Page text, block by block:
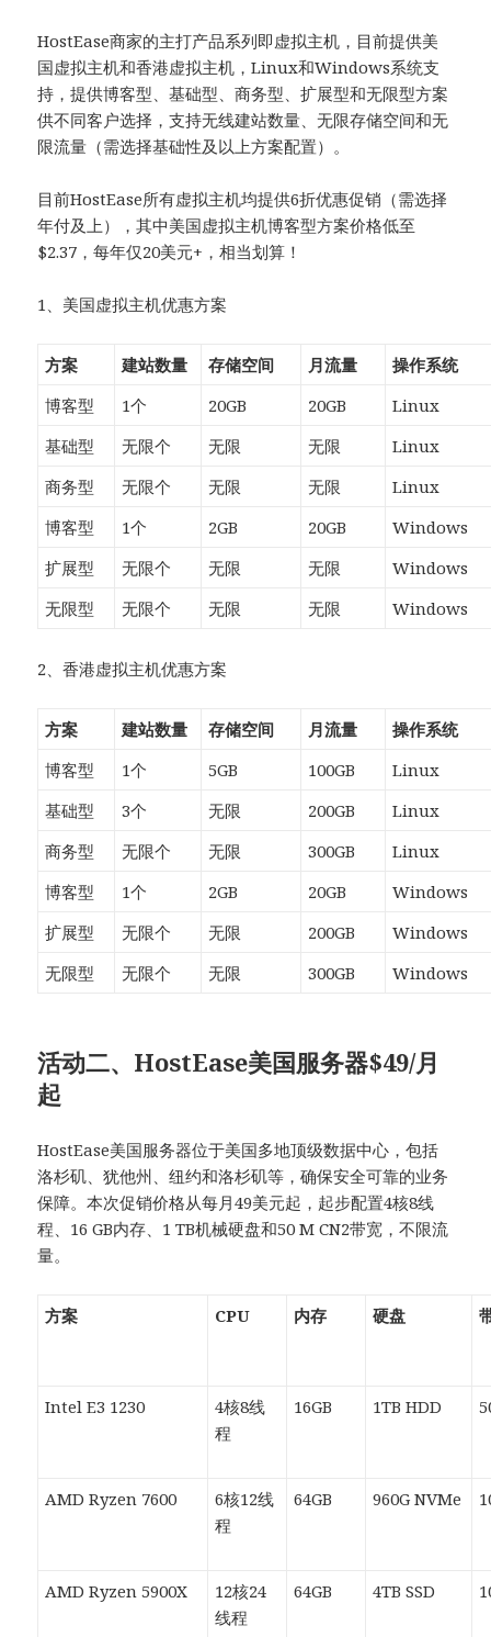
HostEase商家的主打产品系列即虚拟主机，目前提供美
国虚拟主机和香港虚拟主机，Linux和Windows系统支
持，提供博客型、基础型、商务型、扩展型和无限型方案
供不同客户选择，支持无线建站数量、无限存储空间和无
限流量（需选择基础性及以上方案配置）。
目前HostEase所有虚拟主机均提供6折优惠促销（需选择
年付及上），其中美国虚拟主机博客型方案价格低至
$2.37，每年仅20美元+，相当划算！
1、美国虚拟主机优惠方案
方案 建站数量 存储空间 月流量
操作系统
博客型
1个 20GB 20GB
Linux
基础型
无限个 无限 无限
Linux
商务型
无限个 无限 无限
Linux
博客型
1个 2GB 20GB
Windows
扩展型
无限个 无限 无限
Windows
无限型
无限个 无限 无限 Windows
2、香港虚拟主机优惠方案
方案 建站数量 存储空间 月流量
操作系统
博客型
1个 5GB 100GB
Linux
基础型
3个 无限 200GB
Linux
商务型
无限个 无限 300GB
Linux
博客型
1个 2GB 20GB
Windows
扩展型
无限个 无限 200GB
Windows
无限型
无限个 无限 300GB Windows
活动二、HostEase美国服务器$49/月
起
HostEase美国服务器位于美国多地顶级数据中心，包括
洛杉矶、犹他州、纽约和洛杉矶等，确保安全可靠的业务
保障。本次促销价格从每月49美元起，起步配置4核8线
程、16 GB内存、1 TB机械硬盘和50 M CN2带宽，不限流
量。
方案 CPU 内存 硬盘
Intel E3 1230
4核8线
程
16GB 1TB HDD
AMD Ryzen 7600
6核12线
程
64GB 960G NVMe
AMD Ryzen 5900X
12核24
线程
64GB 4TB SSD